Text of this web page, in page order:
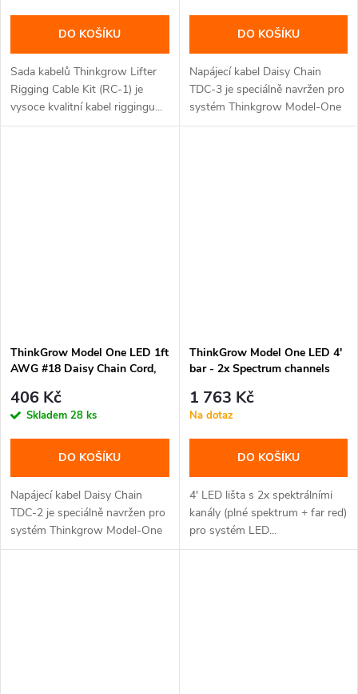
DO KOŠÍKU
Sada kabelů Thinkgrow Lifter
Rigging Cable Kit (RC-1) je
vysoce kvalitní kabel riggingu...
DO KOŠÍKU
Napájecí kabel Daisy Chain
TDC-3 je speciálně navržen pro
systém Thinkgrow Model-One
k...
ThinkGrow Model One LED 1ft
AWG #18 Daisy Chain Cord,
406 Kč
Skladem 28 ks
DO KOŠÍKU
Napájecí kabel Daisy Chain
TDC-2 je speciálně navržen pro
systém Thinkgrow Model-One
a...
ThinkGrow Model One LED 4'
bar - 2x Spectrum channels
1)
1 763 Kč
Na dotaz
DO KOŠÍKU
4' LED lišta s 2x spektrálními
kanály (plné spektrum + far red)
pro systém LED...